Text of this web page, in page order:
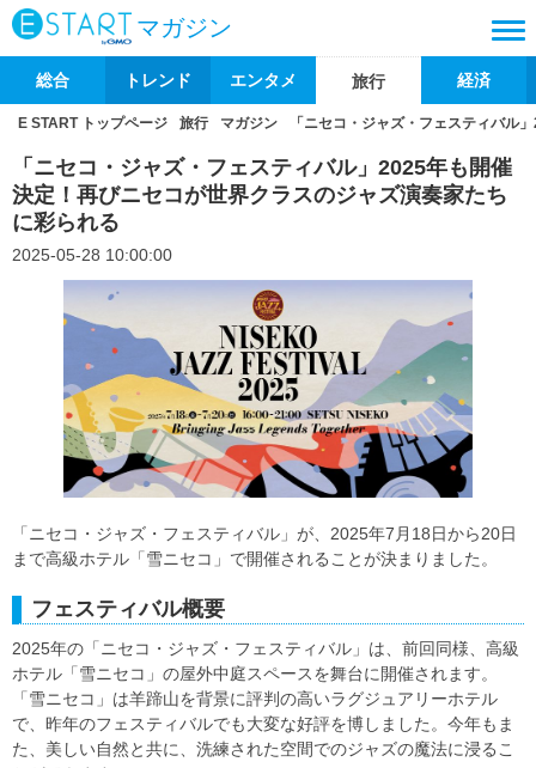
マガジン
総合 トレンド エンタメ 旅行 経済
E START トップページ 旅行 マガジン 「ニセコ・ジャズ・フェスティバル
「ニセコ・ジャズ・フェスティバル」2025年も開催
決定！再びニセコが世界クラスのジャズ演奏家たち
に彩られる
2025-05-28 10:00:00
「ニセコ・ジャズ・フェスティバル」が、2025年7月18日から20日
まで高級ホテル「雪ニセコ」で開催されることが決まりました。
フェスティバル概要
2025年の「ニセコ・ジャズ・フェスティバル」は、前回同様、高級
ホテル「雪ニセコ」の屋外中庭スペースを舞台に開催されます。
「雪ニセコ」は羊蹄山を背景に評判の高いラグジュアリーホテル
で、昨年のフェスティバルでも大変な好評を博しました。今年もま
た、美しい自然と共に、洗練された空間でのジャズの魔法に浸るこ